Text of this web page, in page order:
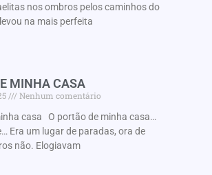
nos ombros pelos caminhos do
na mais perfeita
MINHA CASA
Nenhum comentário
casa O portão de minha casa…
Era um lugar de paradas, ora de
não. Elogiavam